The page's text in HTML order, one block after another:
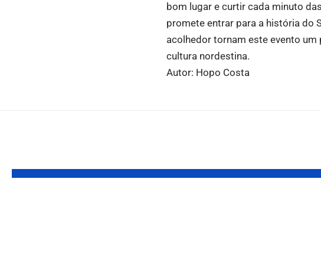
bom lugar e curtir cada minuto
promete entrar para a história do
acolhedor tornam este evento
cultura nordestina.
Autor: Hopo Costa